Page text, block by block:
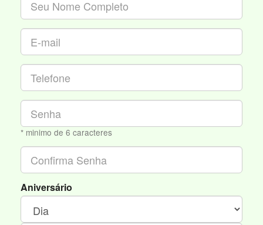
* minimo de 6 caracteres
Aniversário